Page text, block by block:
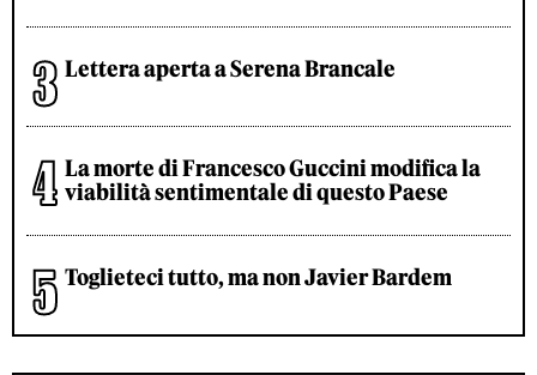
Lettera aperta a Serena Brancale
La morte di Francesco Guccini modifica la
viabilità sentimentale di questo Paese
Toglieteci tutto, ma non Javier Bardem